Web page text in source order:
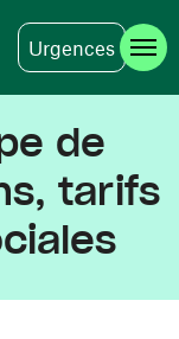
Urgences
de
tarifs